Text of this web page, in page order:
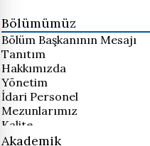
Bölümümüz
Bölüm Başkanının Mesajı
Tanıtım
Hakkımızda
Yönetim
İdari Personel
Mezunlarımız
Kalite
Akademik